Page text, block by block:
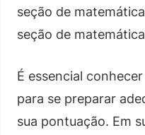
seção de
seção de
É essencial
para se preparar
sua pontuação. Em